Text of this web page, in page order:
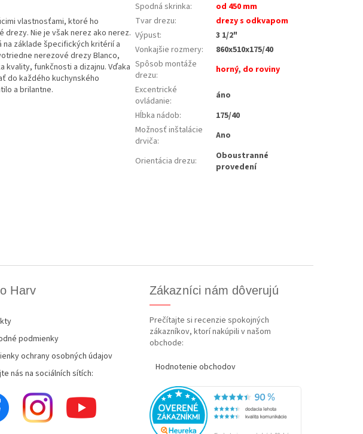
vlastnosťami, ktoré ho
drezy. Nie je však nerez ako nerez.
základe špecifických kritérií a
nerezové drezy Blanco,
kvality, funkčnosti a dizajnu. Vďaka
do každého kuchynského
a brilantne.
Spodná skrinka:
od 450 mm
Tvar drezu:
drezy s odkvapom
Výpust:
3 1/2"
Vonkajšie rozmery:
860x510x175/40
Spôsob montáže
drezu: horný, do roviny
Excentrické
ovládanie:
áno
Hĺbka nádob:
175/40
Možnosť inštalácie
drviča: Ano
Orientácia drezu:
Oboustranné
provedení
Harv
podmienky
ochrany osobných údajov
nás na sociálních sítích:
Zákazníci nám dôverujú
Prečítajte si recenzie spokojných
zákazníkov, ktorí nakúpili v našom
obchode:
Hodnotenie obchodov